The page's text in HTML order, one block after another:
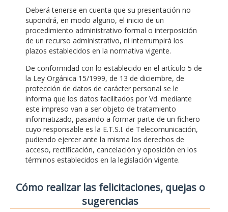
Deberá tenerse en cuenta que su presentación no
supondrá, en modo alguno, el inicio de un
procedimiento administrativo formal o interposición
de un recurso administrativo, ni interrumpirá los
plazos establecidos en la normativa vigente.
De conformidad con lo establecido en el artículo 5 de
la Ley Orgánica 15/1999, de 13 de diciembre, de
protección de datos de carácter personal se le
informa que los datos facilitados por Vd. mediante
este impreso van a ser objeto de tratamiento
informatizado, pasando a formar parte de un fichero
cuyo responsable es la E.T.S.I. de Telecomunicación,
pudiendo ejercer ante la misma los derechos de
acceso, rectificación, cancelación y oposición en los
términos establecidos en la legislación vigente.
Cómo realizar las felicitaciones, quejas o
sugerencias